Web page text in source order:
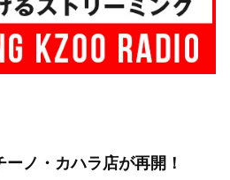
ノ・カハラ店が再開！